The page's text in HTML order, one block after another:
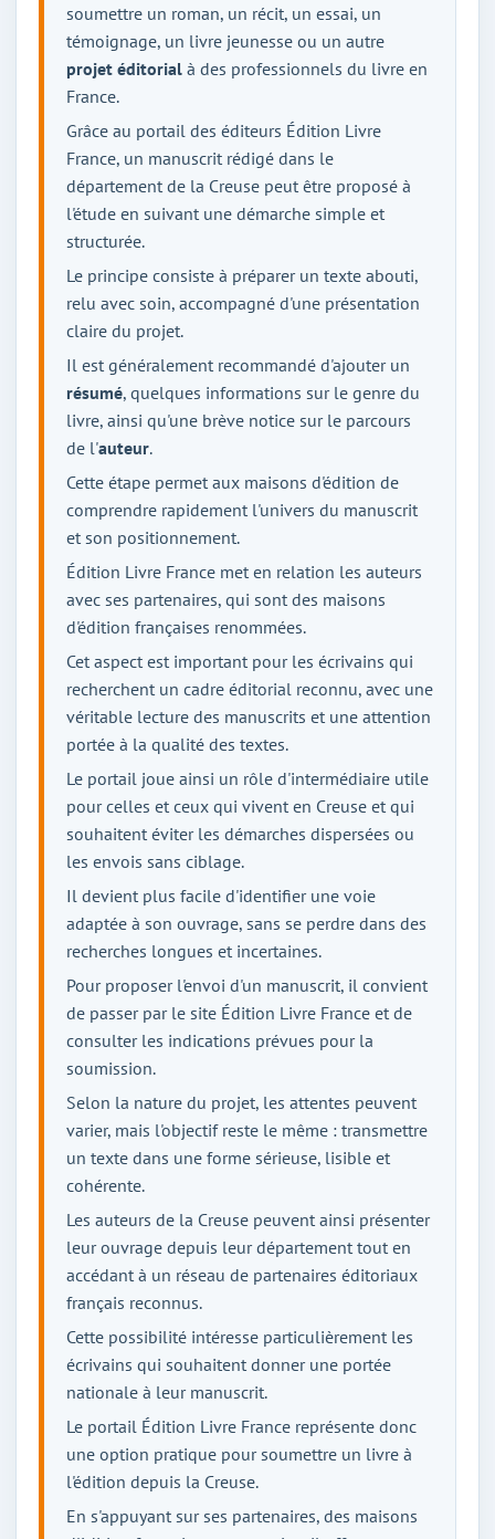
soumettre un roman, un récit, un essai, un
témoignage, un livre jeunesse ou un autre
projet éditorial à des professionnels du livre en
France.
Grâce au portail des éditeurs Édition Livre
France, un manuscrit rédigé dans le
département de la Creuse peut être proposé à
l'étude en suivant une démarche simple et
structurée.
Le principe consiste à préparer un texte abouti,
relu avec soin, accompagné d'une présentation
claire du projet.
Il est généralement recommandé d'ajouter un
résumé, quelques informations sur le genre du
livre, ainsi qu'une brève notice sur le parcours
de l'auteur.
Cette étape permet aux maisons d'édition de
comprendre rapidement l'univers du manuscrit
et son positionnement.
Édition Livre France met en relation les auteurs
avec ses partenaires, qui sont des maisons
d'édition françaises renommées.
Cet aspect est important pour les écrivains qui
recherchent un cadre éditorial reconnu, avec une
véritable lecture des manuscrits et une attention
portée à la qualité des textes.
Le portail joue ainsi un rôle d'intermédiaire utile
pour celles et ceux qui vivent en Creuse et qui
souhaitent éviter les démarches dispersées ou
les envois sans ciblage.
Il devient plus facile d'identifier une voie
adaptée à son ouvrage, sans se perdre dans des
recherches longues et incertaines.
Pour proposer l'envoi d'un manuscrit, il convient
de passer par le site Édition Livre France et de
consulter les indications prévues pour la
soumission.
Selon la nature du projet, les attentes peuvent
varier, mais l'objectif reste le même : transmettre
un texte dans une forme sérieuse, lisible et
cohérente.
Les auteurs de la Creuse peuvent ainsi présenter
leur ouvrage depuis leur département tout en
accédant à un réseau de partenaires éditoriaux
français reconnus.
Cette possibilité intéresse particulièrement les
écrivains qui souhaitent donner une portée
nationale à leur manuscrit.
Le portail Édition Livre France représente donc
une option pratique pour soumettre un livre à
l'édition depuis la Creuse.
En s'appuyant sur ses partenaires, des maisons